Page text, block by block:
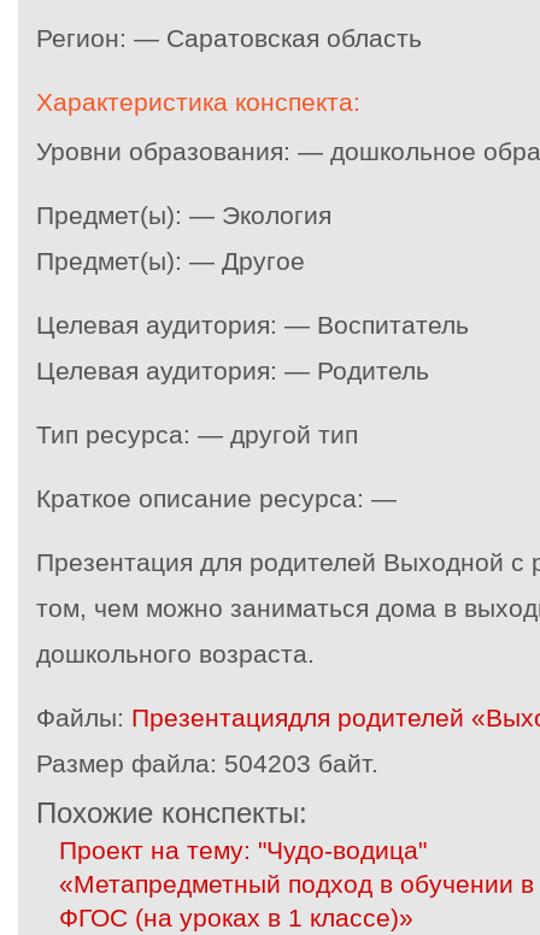
Регион: — Саратовская область
Характеристика конспекта:
Уровни образования: — дошкольное
Предмет(ы): — Экология
Предмет(ы): — Другое
Целевая аудитория: — Воспитатель
Целевая аудитория: — Родитель
Тип ресурса: — другой тип
Краткое описание ресурса: —
Презентация для родителей Выходной с
том, чем можно заниматься дома в
дошкольного возраста.
Файлы: Презентациядля родителей
Размер файла: 504203 байт.
Похожие конспекты:
Проект на тему: "Чудо-водица"
«Метапредметный подход в обучении
ФГОС (на уроках в 1 классе)»